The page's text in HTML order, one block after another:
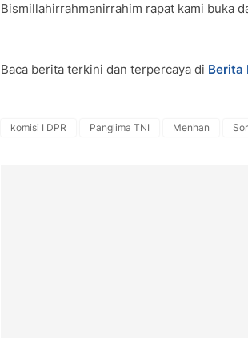
Bismillahirrahmanirrahim rapat kami buka
Baca berita terkini dan terpercaya di Berita
komisi I DPR Panglima TNI Menhan